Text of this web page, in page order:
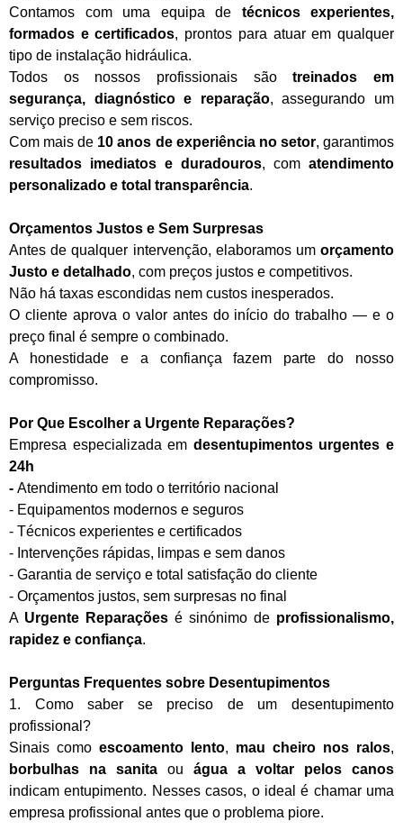
Contamos com uma equipa de técnicos experientes,
formados e certificados, prontos para atuar em qualquer
tipo de instalação hidráulica.
Todos os nossos profissionais sãotreinados em
segurança, diagnóstico e reparação, assegurando um
serviço preciso e sem riscos.
Com mais de 10 anos de experiência no setor, garantimos
resultados imediatos e duradouros, com atendimento
personalizado e total transparência.
Orçamentos Justos e Sem Surpresas
Antes de qualquer intervenção, elaboramos um orçamento
Justo e detalhado, com preços justos e competitivos.
Não há taxas escondidas nem custos inesperados.
O cliente aprova o valor antes do início do trabalho — e o
preço final é sempre o combinado.
A honestidade e a confiança fazem parte do nosso
compromisso.
Por Que Escolher a Urgente Reparações?
Empresa especializada em desentupimentos urgentes e
24h
- Atendimento em todo o território nacional
- Equipamentos modernos e seguros
- Técnicos experientes e certificados
- Intervenções rápidas, limpas e sem danos
- Garantia de serviço e total satisfação do cliente
- Orçamentos justos, sem surpresas no final
A Urgente Reparações é sinónimo de profissionalismo,
rapidez e confiança.
Perguntas Frequentes sobre Desentupimentos
1. Como saber se preciso de um desentupimento
profissional?
Sinais como escoamento lento, mau cheiro nos ralos,
borbulhas na sanita ou água a voltar pelos canos
indicam entupimento. Nesses casos, o ideal é chamar uma
empresa profissional antes que o problema piore.